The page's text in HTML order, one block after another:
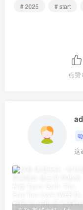
# 2025
# start
点赞
这